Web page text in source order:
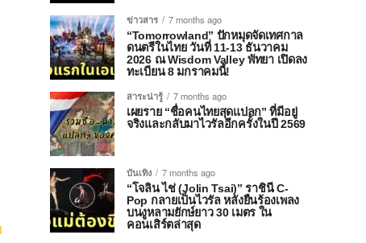
ข่าวสาร
7 months ago
“Tomorrowland” ปักหมุดจัดเทศกาล
ดนตรีในไทย วันที่ 11-13 ธันวาคม
2026 ณ Wisdom Valley พัทยา เปิดลง
ทะเบียน 8 มกราคมนี้!
สาระน่ารู้
7 months ago
เผยราย “ชื่อคนไทยสุดแปลก” ที่มีอยู่
จริงและกลับมาไวรัลอีกครั้งในปี 2569
บันเทิง
7 months ago
“โจลิน ไช่ (Jolin Tsai)” ราชินี C-
Pop กลายเป็นไวรัล หลังยืนร้องเพลง
บนงูหลามยักษ์ยาว 30 เมตร ใน
คอนเสิร์ตล่าสุด